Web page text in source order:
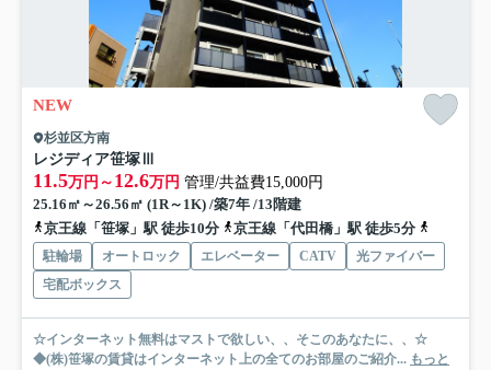
NEW
杉並区方南
レジディア笹塚Ⅲ
11.5万円～ 12.6万円 管理/共益費15,000円
25.16㎡～26.56㎡ (1R～1K) /築7年 /13階建
京王線「笹塚」駅 徒歩10分
京王線「代田橋」駅 徒歩5分
駐輪場 オートロック エレベーター CATV
光ファイバー
宅配ボックス
☆インターネット無料はマストで欲しい、、そこのあなたに、、☆
◆(株)笹塚の賃貸はインターネット上の全てのお部屋のご紹介... もっと